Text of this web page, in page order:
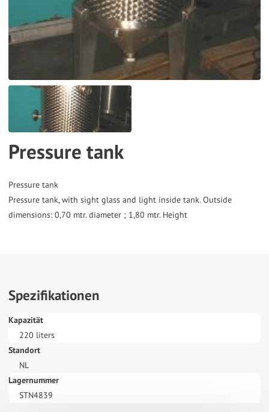
the
selected
result.
Touch
swipe
gestures.
Pressure tank
Pressure tank
Pressure tank, with sight glass and light inside tank. Outside
Spezifikationen
Kapazität
220 liters
Standort
NL
Lagernummer
STN4839